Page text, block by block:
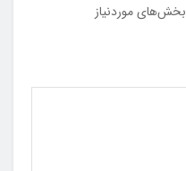
بخش‌های موردنیاز